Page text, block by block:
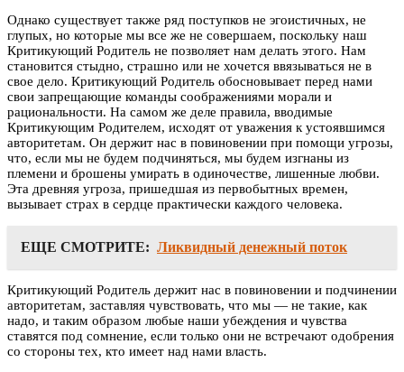
Однако существует также ряд поступков не эгоистичных, не
глупых, но которые мы все же не совершаем, поскольку наш
Критикующий Родитель не позволяет нам делать этого. Нам
становится стыдно, страшно или не хочется ввязываться не в
свое дело. Критикующий Родитель обосновывает перед нами
свои запрещающие команды соображениями морали и
рациональности. На самом же деле правила, вводимые
Критикующим Родителем, исходят от уважения к устоявшимся
авторитетам. Он держит нас в повиновении при помощи угрозы,
что, если мы не будем подчиняться, мы будем изгнаны из
племени и брошены умирать в одиночестве, лишенные любви.
Эта древняя угроза, пришедшая из первобытных времен,
вызывает страх в сердце практически каждого человека.
ЕЩЕ СМОТРИТЕ: Ликвидный денежный поток
Критикующий Родитель держит нас в повиновении и подчинении
авторитетам, заставляя чувствовать, что мы — не такие, как
надо, и таким образом любые наши убеждения и чувства
ставятся под сомнение, если только они не встречают одобрения
со стороны тех, кто имеет над нами власть.